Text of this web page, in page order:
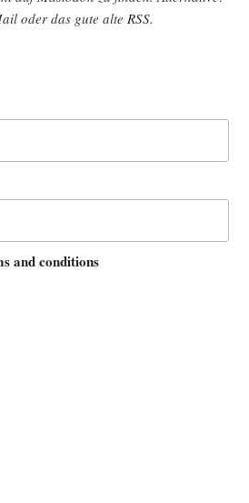
oder das gute alte RSS.
and conditions